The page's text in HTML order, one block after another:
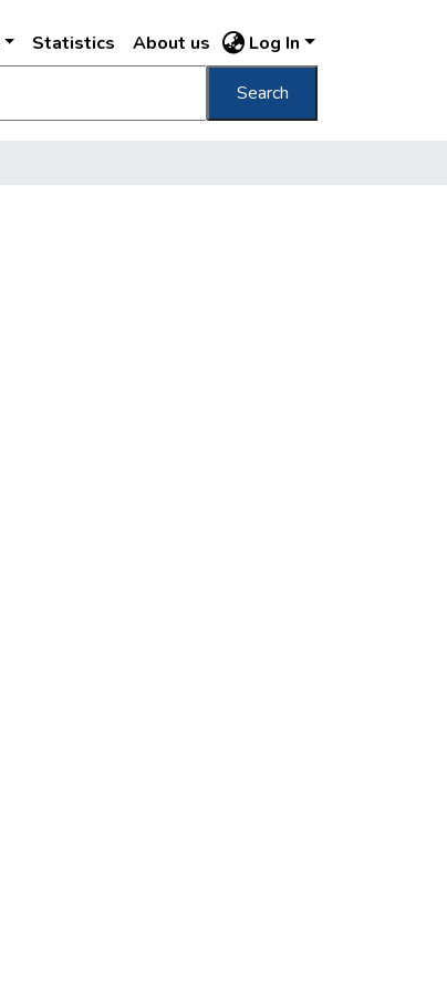
Statistics About us Log In
Search